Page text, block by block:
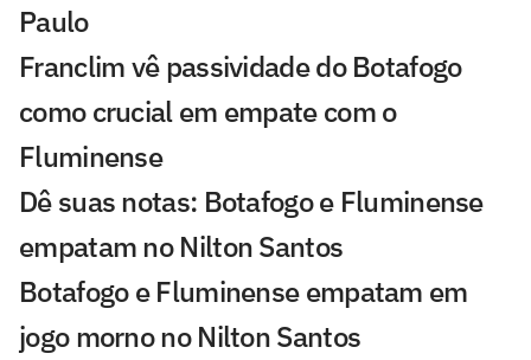
Paulo
Franclim vê passividade do Botafogo
como crucial em empate com o
Fluminense
Dê suas notas: Botafogo e Fluminense
empatam no Nilton Santos
Botafogo e Fluminense empatam em
jogo morno no Nilton Santos